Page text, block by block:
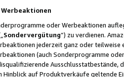
oder Werbeaktionen
Sondervergütung”) zu verdienen.
jederzeit ganz oder
(auch Sonderprogramme
Ausschlusstatbestände,
auf Produktverkäufe geltende